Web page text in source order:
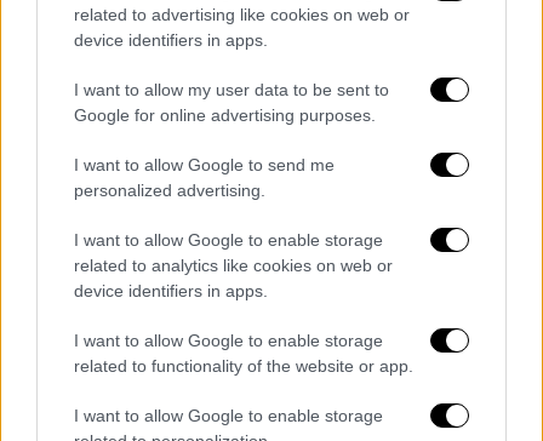
related to advertising like cookies on web or
device identifiers in apps.
I want to allow my user data to be sent to
Google for online advertising purposes.
I want to allow Google to send me
personalized advertising.
I want to allow Google to enable storage
related to analytics like cookies on web or
device identifiers in apps.
I want to allow Google to enable storage
related to functionality of the website or app.
I want to allow Google to enable storage
Πολιτική|27.04.2023 18:40